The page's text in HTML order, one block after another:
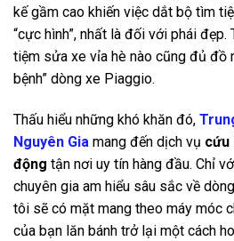
kế gầm cao khiến việc dắt bộ tìm
“cực hình”, nhất là đối với phái
tiệm sửa xe vỉa hè nào cũng đủ đồ
bệnh” dòng xe Piaggio.
Thấu hiểu những khó khăn đó,
Nguyên Gia mang đến dịch vụ cứu
động tận nơi uy tín hàng đầu. Chỉ
chuyên gia am hiểu sâu sắc về
tôi sẽ có mặt mang theo máy móc
của bạn lăn bánh trở lại một cách